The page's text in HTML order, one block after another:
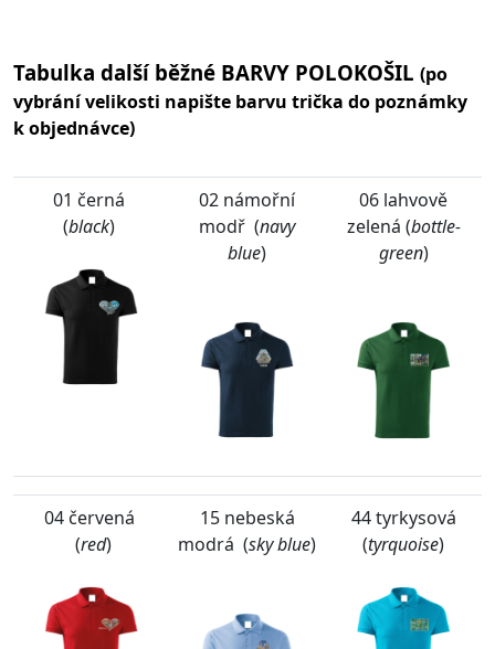
Tabulka další běžné BARVY POLOKOŠIL (po
vybrání velikosti napište barvu trička do poznámky
k objednávce)
01 černá
(black)
02 námořní
modř (navy
blue)
06 lahvově
zelená (bottle-
green)
04 červená
(red)
15 nebeská
modrá (sky blue)
44 tyrkysová
(tyrquoise)